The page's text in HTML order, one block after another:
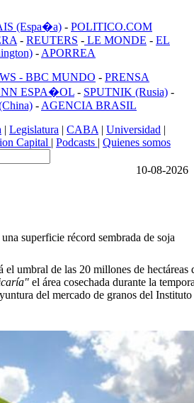
(Espa�a) - POLITICO.COM
- REUTERS - LE MONDE - EL
- APORREA
- BBC MUNDO - PRENSA
ESPA�OL - SPUTNIK (Rusia) -
- AGENCIA BRASIL
| Legislatura | CABA | Universidad |
Capital | Podcasts | Quienes somos
10-08-2026
superficie récord sembrada de soja
el umbral de las 20 millones de
el área cosechada durante la
del mercado de granos del